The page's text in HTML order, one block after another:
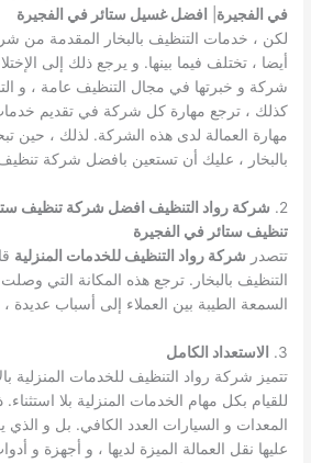
في الفجيرة
افضل غسيل ستائر في الفجيرة
لكن ، خدمات التنظيف بالبخار المقدمة من
أيضا ، تختلف فيما بينها. و يرجع ذلك إلى
شركة و خبرتها في مجال التنظيف عامة ، و
كذلك ، ترجع مهارة كل شركة في تقديم خدمات
مهارة العمالة لدى هذه الشركة. لذلك ،
بالبخار ، عليك أن تستعين بافضل شركة تنظيف
2.
شركة رواد التنظيف افضل شركة تنظيف
تنظيف ستائر في الفجيرة
تتصدر شركة رواد التنظيف للخدمات المنزلية
التنظيف بالبخار. ترجع هذه المكانة التي
السمعة الطيبة بين العملاء إلى أسباب عديدة ،
3.
الاستعداد الكامل
تتميز شركة رواد التنظيف للخدمات المنزلية
للقيام بكل مهام الخدمات المنزلية بلا
المعدات و السيارات العدد الكافي. بل و الذي
عليها نقل العمالة الميزة لديها ، و أجهزة و